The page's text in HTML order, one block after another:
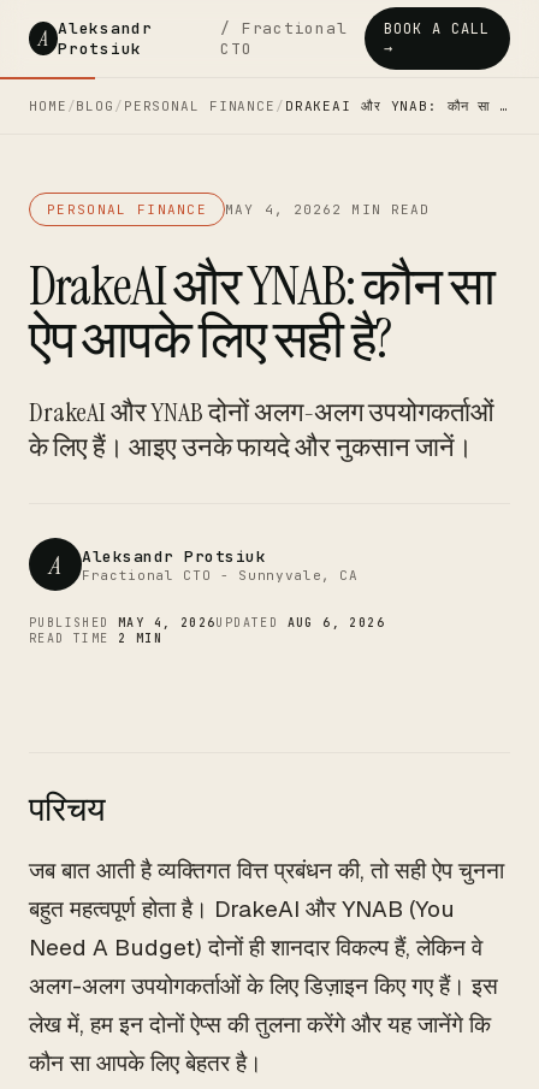
A Aleksandr
Protsiuk
/ Fractional
CTO
BOOK A CALL
→
HOME /BLOG / PERSONAL FINANCE / DRAKEAI और YNAB: कौन सा …
PERSONAL FINANCE MAY 4, 2026 2 MIN READ
DrakeAI और YNAB: कौन सा
ऐप आपके लिए सही है?
DrakeAI और YNAB दोनों अलग-अलग उपयोगकर्ताओं
के लिए हैं। आइए उनके फायदे और नुकसान जानें।
A Aleksandr Protsiuk
Fractional CTO - Sunnyvale, CA
PUBLISHED MAY 4, 2026UPDATED AUG 6, 2026
READ TIME 2 MIN
परिचय
जब बात आती है व्यक्तिगत वित्त प्रबंधन की, तो सही ऐप चुनना
बहुत महत्वपूर्ण होता है। DrakeAI और YNAB (You
Need A Budget) दोनों ही शानदार विकल्प हैं, लेकिन वे
अलग-अलग उपयोगकर्ताओं के लिए डिज़ाइन किए गए हैं। इस
लेख में, हम इन दोनों ऐप्स की तुलना करेंगे और यह जानेंगे कि
कौन सा आपके लिए बेहतर है।